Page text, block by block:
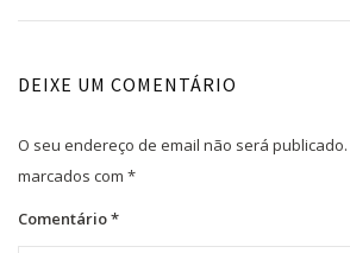
DEIXE UM COMENTÁRIO
O seu endereço de email não será publicado.
marcados com *
Comentário*